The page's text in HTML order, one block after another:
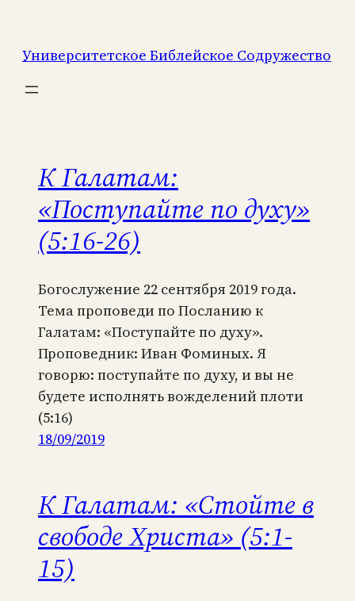
содержимому
Университетское Библейское Содружество
К Галатам:
«Поступайте по духу»
(5:16-26)
Богослужение 22 сентября 2019 года.
Тема проповеди по Посланию к
Галатам: «Поступайте по духу».
Проповедник: Иван Фоминых. Я
говорю: поступайте по духу, и вы не
будете исполнять вожделений плоти
(5:16)
18/09/2019
К Галатам: «Стойте в
свободе Христа» (5:1-
15)